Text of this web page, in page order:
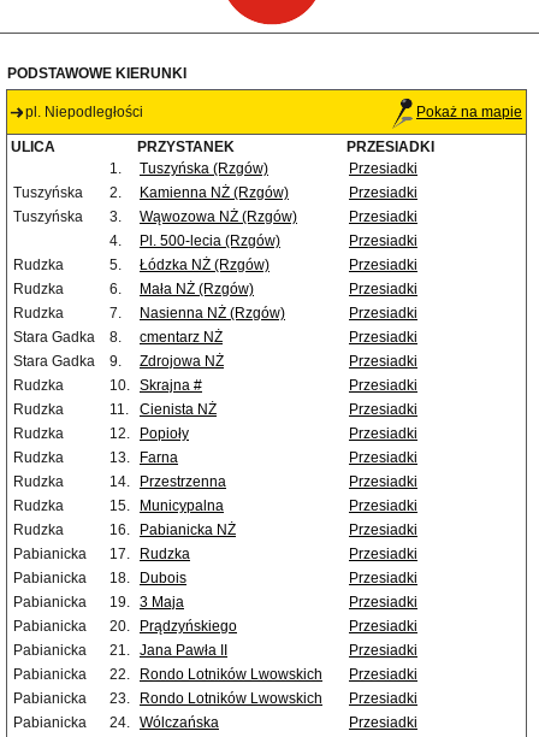
PODSTAWOWE KIERUNKI
pl. Niepodległości Pokaż na mapie
ULICA PRZYSTANEK
PRZESIADKI
1.
Tuszyńska (Rzgów)
Przesiadki
Tuszyńska
2. Kamienna NŻ (Rzgów)
Przesiadki
Tuszyńska
3. Wąwozowa NŻ (Rzgów)
Przesiadki
4.
Pl. 500-lecia (Rzgów)
Przesiadki
Rudzka
5. Łódzka NŻ (Rzgów)
Przesiadki
Rudzka
6. Mała NŻ (Rzgów)
Przesiadki
Rudzka
7. Nasienna NŻ (Rzgów)
Przesiadki
Stara Gadka
8. cmentarz NŻ
Przesiadki
Stara Gadka
9. Zdrojowa NŻ
Przesiadki
Rudzka
10. Skrajna #
Przesiadki
Rudzka
11. Cienista NŻ
Przesiadki
Rudzka
12. Popioły
Przesiadki
Rudzka
13. Farna
Przesiadki
Rudzka
14. Przestrzenna
Przesiadki
Rudzka
15. Municypalna
Przesiadki
Rudzka
16. Pabianicka NŻ
Przesiadki
Pabianicka
17. Rudzka
Przesiadki
Pabianicka
18. Dubois
Przesiadki
Pabianicka
19. 3 Maja
Przesiadki
Pabianicka
20. Prądzyńskiego
Przesiadki
Pabianicka
21. Jana Pawła II
Przesiadki
Pabianicka
22. Rondo Lotników Lwowskich
Przesiadki
Pabianicka
23. Rondo Lotników Lwowskich
Przesiadki
Pabianicka
24. Wólczańska
Przesiadki